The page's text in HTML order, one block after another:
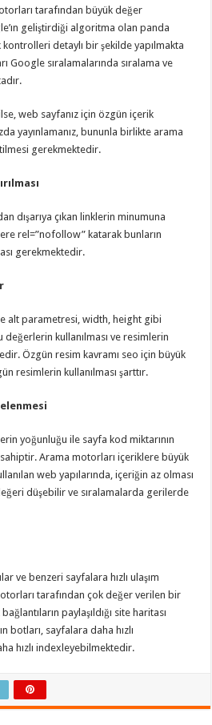
tarafından büyük değer
geliştirdiği algoritma olan panda
detaylı bir şekilde yapılmakta
Google sıralamalarında sıralama ve
web sayfanız için özgün içerik
yayınlamanız, bununla birlikte arama
gerekmektedir.
dışarıya çıkan linklerin minumuna
rel=”nofollow” katarak bunların
gerekmektedir.
alt parametresi, width, height gibi
değerlerin kullanılması ve resimlerin
Özgün resim kavramı seo için büyük
resimlerin kullanılması şarttır.
yoğunluğu ile sayfa kod miktarının
Arama motorları içeriklere büyük
web yapılarında, içeriğin az olması
düşebilir ve sıralamalarda gerilerde
ve benzeri sayfalara hızlı ulaşım
tarafından çok değer verilen bir
paylaşıldığı site haritası
botları, sayfalara daha hızlı
hızlı indexleyebilmektedir.